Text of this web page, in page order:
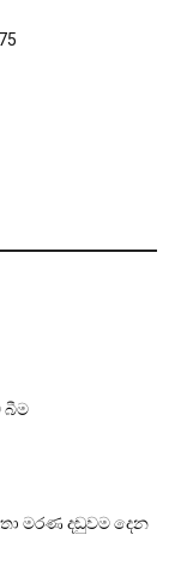
බීම
මරණ දඬුවම දෙන